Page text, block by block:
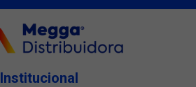
Institucional